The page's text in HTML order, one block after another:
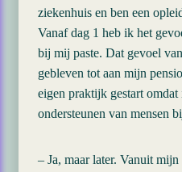
ziekenhuis en ben een
Vanaf dag 1 heb ik het
bij mij paste. Dat gevoel
gebleven tot aan mijn
eigen praktijk gestart
ondersteunen van mensen
– Ja, maar later. Vanuit